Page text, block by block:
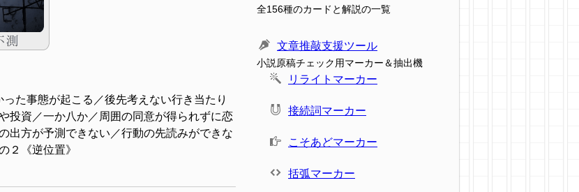
た事態が起こる／後先考えない行き当たり
投資／一か八か／周囲の同意が得られずに恋
出方が予測できない／行動の先読みができな
２《逆位置》
全156種のカードと解説の一覧
文章推敲支援ツール
小説原稿チェック用マーカー＆抽出機
リライトマーカー
接続詞マーカー
こそあどマーカー
括弧マーカー